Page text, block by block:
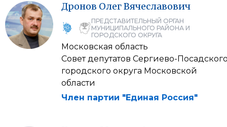
Дронов ОлегВячеславович
ПРЕДСТАВИТЕЛЬНЫЙ ОРГАН
МУНИЦИПАЛЬНОГО РАЙОНА И
ГОРОДСКОГО ОКРУГА
Московская область
Совет депутатов Сергиево-
городского округа Московской
области
Член партии "Единая Россия"